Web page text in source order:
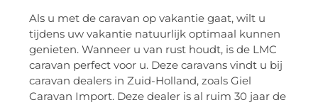
Als u met de caravan op vakantie gaat, wilt u
tijdens uw vakantie natuurlijk optimaal kunnen
genieten. Wanneer u van rust houdt, is de LMC
caravan perfect voor u. Deze caravans vindt u bij
caravan dealers in Zuid-Holland, zoals Giel
Caravan Import. Deze dealer is al ruim 30 jaar de